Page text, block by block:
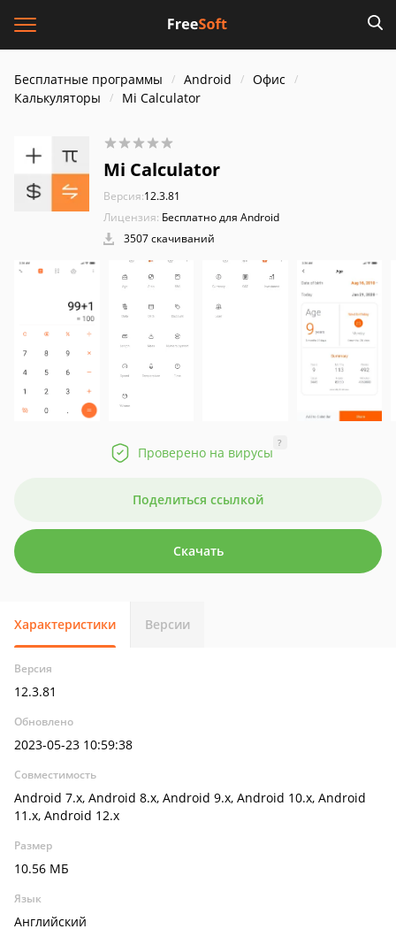
Бесплатные программы Android
Офис
Калькуляторы
Mi Calculator
Mi Calculator
Версия:12.3.81
Лицензия: Бесплатно для Android
3507 скачиваний
Проверено на вирусы
?
Поделиться ссылкой
Скачать
Характеристики Версии
Версия
12.3.81
Обновлено
2023-05-23 10:59:38
Совместимость
Android 7.x, Android 8.x, Android 9.x, Android 10.x, Android
11.x, Android 12.x
Размер
10.56 МБ
Язык
Английский